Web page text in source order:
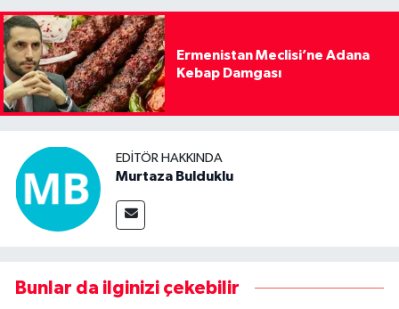
Ermenistan Meclisi’ne Adana
Kebap Damgası
EDITÖR HAKKINDA
Murtaza Bulduklu
Bunlar da ilginizi çekebilir